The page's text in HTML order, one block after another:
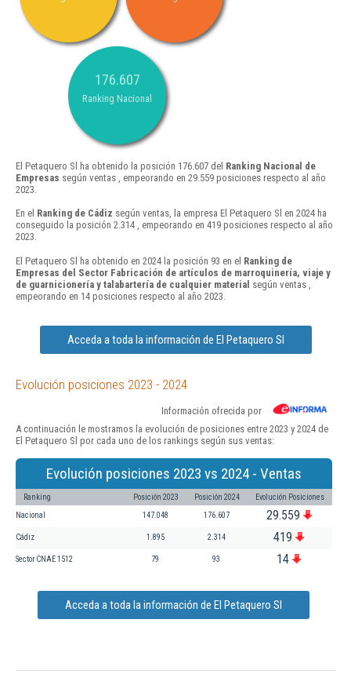
176.607
Ranking Nacional
El Petaquero Sl ha obtenido la posición 176.607 del Ranking Nacional de
Empresas según ventas , empeorando en 29.559 posiciones respecto al año
2023.
En el Ranking de Cádiz según ventas, la empresa El Petaquero Sl en 2024 ha
conseguido la posición 2.314 , empeorando en 419 posiciones respecto al año
2023.
El Petaquero Sl ha obtenido en 2024 la posición 93 en el Ranking de
Empresas del Sector Fabricación de artículos de marroquinería, viaje y
de guarnicionería y talabartería de cualquier material según ventas ,
empeorando en 14 posiciones respecto al año 2023.
Acceda a toda la información de El Petaquero Sl
Evolución posiciones 2023 - 2024
Información ofrecida por
A continuación le mostramos la evolución de posiciones entre 2023 y 2024 de
El Petaquero Sl por cada uno de los rankings según sus ventas:
Evolución posiciones 2023 vs 2024 - Ventas
Ranking Posición 2023 Posición 2024 Evolución Posiciones
Nacional 147.048 176.607 29.559
Cádiz 1.895 2.314 419
Sector CNAE 1512 79 93 14
Acceda a toda la información de El Petaquero Sl